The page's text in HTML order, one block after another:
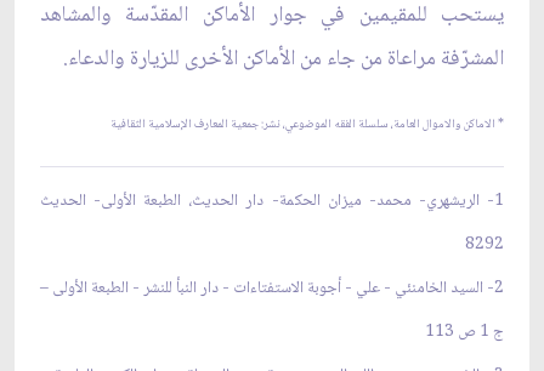
يستحب للمقيمين في جوار الأماكن المقدّسة والمشاهد
المشرّفة مراعاة من جاء من الأماكن الأخرى للزيارة والدعاء.
* الاماكن والاموالالعامة، سلسلة الفقه الموضوعي،نشر: جمعية المعارف الإسلامية الثقافية
1- الريشهري- محمد- ميزان الحكمة- دار الحديث، الطبعة الأولى- الحديث
8292
2- السيد الخامنئي - علي - أجوبة الاستفتاءات - دار النبأ للنشر - الطبعة الأولى –
ج 1 ص 113